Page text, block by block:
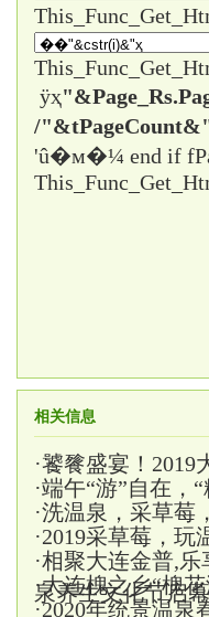
ÿҳ
/
'û�м�¼ end if
相关信息
·饕餮盛宴！2019
·端午“游”自在，“
·洗温泉，采草莓
·2019采草莓，玩
·相聚大连金普,
泉养生文化节启幕
·大连槐之乡“槐
·2020年统景温泉